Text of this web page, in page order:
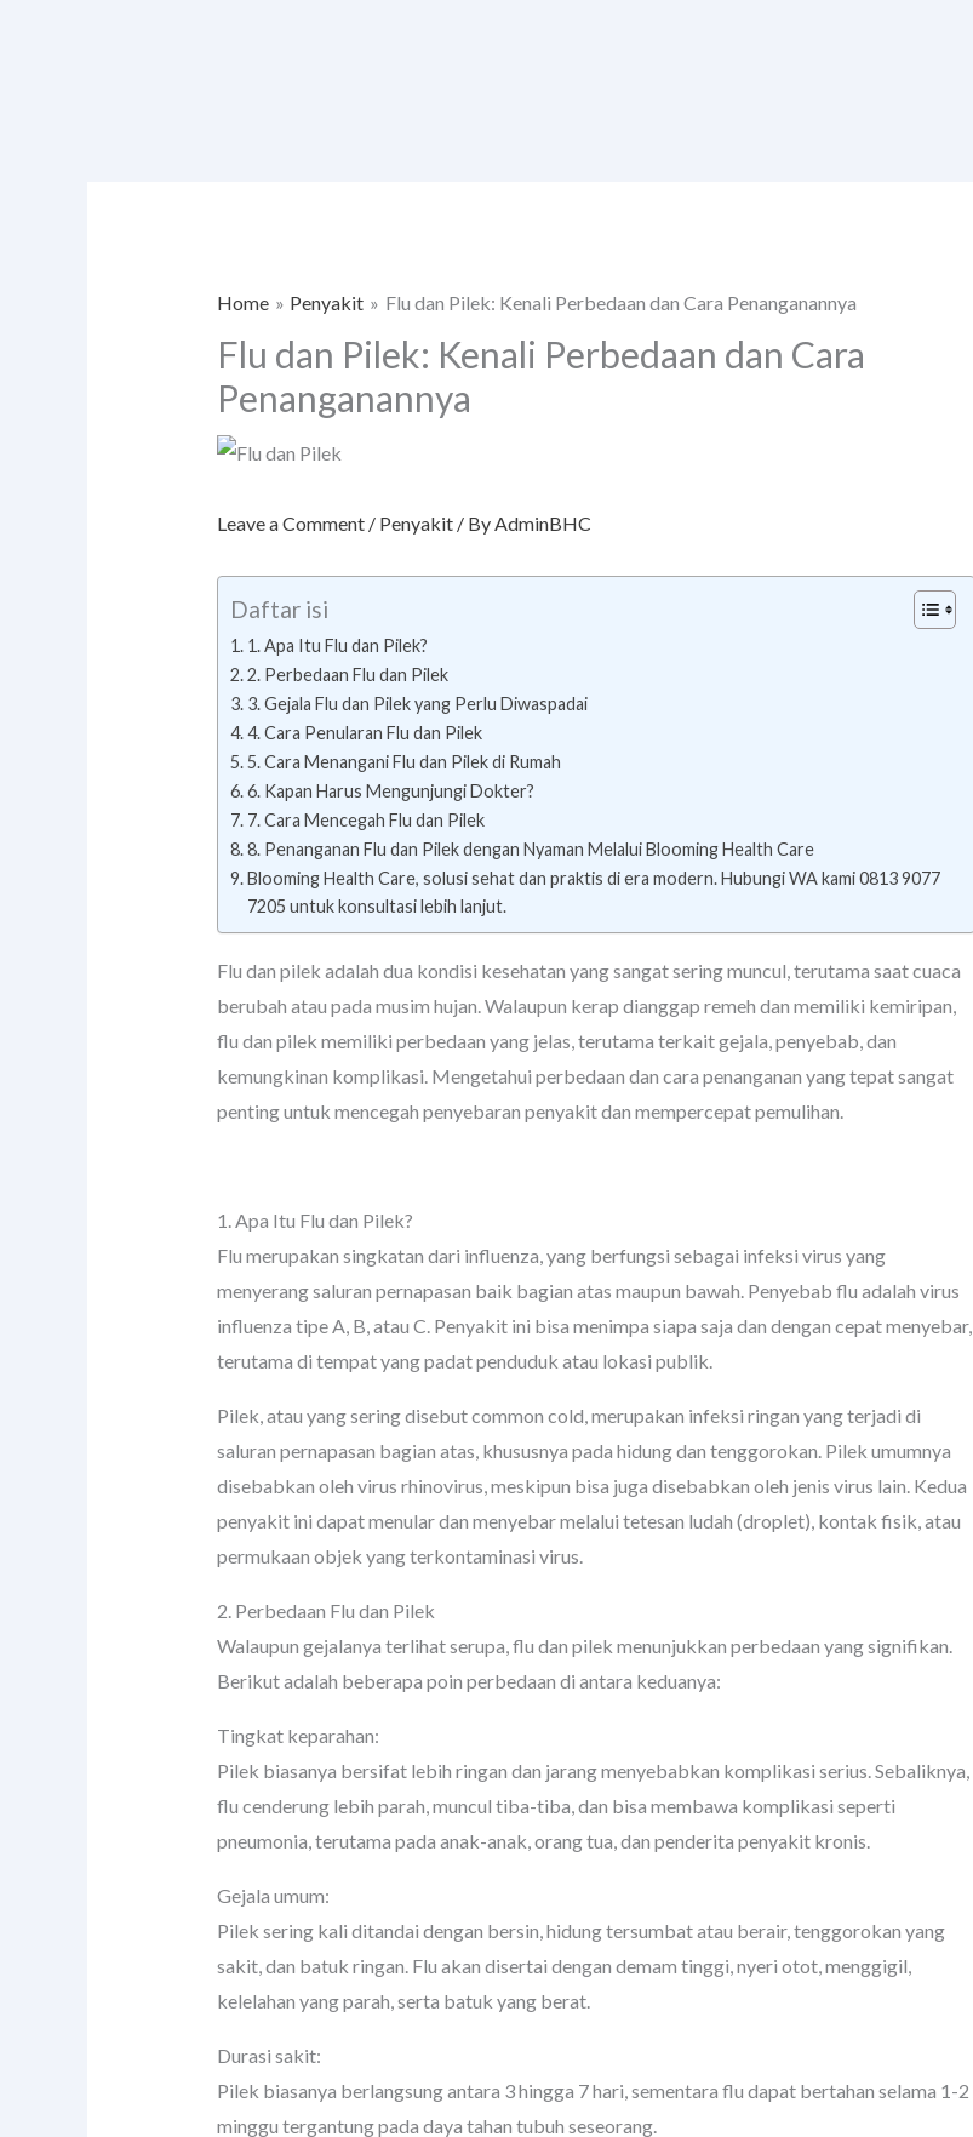
Home Penyakit Flu dan Pilek: Kenali Perbedaan dan Cara Penanganannya
Flu dan Pilek: Kenali Perbedaan dan Cara
Penanganannya
Leave a Comment / Penyakit/ ByAdminBHC
Daftar isi
1. Apa Itu Flu dan Pilek?
2. Perbedaan Flu dan Pilek
3. Gejala Flu dan Pilek yang Perlu Diwaspadai
4. Cara Penularan Flu dan Pilek
5. Cara Menangani Flu dan Pilek di Rumah
6. Kapan Harus Mengunjungi Dokter?
7. Cara Mencegah Flu dan Pilek
8. Penanganan Flu dan Pilek dengan Nyaman Melalui Blooming Health Care
Blooming Health Care, solusi sehat dan praktis di era modern. Hubungi WA kami 0813 9077
7205 untuk konsultasi lebih lanjut.
Flu dan pilek adalah dua kondisi kesehatan yang sangat sering muncul, terutama saat cuaca
berubah atau pada musim hujan. Walaupun kerap dianggap remeh dan memiliki kemiripan,
flu dan pilek memiliki perbedaan yang jelas, terutama terkait gejala, penyebab, dan
kemungkinan komplikasi. Mengetahui perbedaan dan cara penanganan yang tepat sangat
penting untuk mencegah penyebaran penyakit dan mempercepat pemulihan.
1. Apa Itu Flu dan Pilek?
Flu merupakan singkatan dari influenza, yang berfungsi sebagai infeksi virus yang
menyerang saluran pernapasan baik bagian atas maupun bawah. Penyebab flu adalah virus
influenza tipe A, B, atau C. Penyakit ini bisa menimpa siapa saja dan dengan cepat menyebar,
terutama di tempat yang padat penduduk atau lokasi publik.
Pilek, atau yang sering disebut common cold, merupakan infeksi ringan yang terjadi di
saluran pernapasan bagian atas, khususnya pada hidung dan tenggorokan. Pilek umumnya
disebabkan oleh virus rhinovirus, meskipun bisa juga disebabkan oleh jenis virus lain. Kedua
penyakit ini dapat menular dan menyebar melalui tetesan ludah (droplet), kontak fisik, atau
permukaan objek yang terkontaminasi virus.
2. Perbedaan Flu dan Pilek
Walaupun gejalanya terlihat serupa, flu dan pilek menunjukkan perbedaan yang signifikan.
Berikut adalah beberapa poin perbedaan di antara keduanya:
Tingkat keparahan:
Pilek biasanya bersifat lebih ringan dan jarang menyebabkan komplikasi serius. Sebaliknya,
flu cenderung lebih parah, muncul tiba-tiba, dan bisa membawa komplikasi seperti
pneumonia, terutama pada anak-anak, orang tua, dan penderita penyakit kronis.
Gejala umum:
Pilek sering kali ditandai dengan bersin, hidung tersumbat atau berair, tenggorokan yang
sakit, dan batuk ringan. Flu akan disertai dengan demam tinggi, nyeri otot, menggigil,
kelelahan yang parah, serta batuk yang berat.
Durasi sakit:
Pilek biasanya berlangsung antara 3 hingga 7 hari, sementara flu dapat bertahan selama 1-2
minggu tergantung pada daya tahan tubuh seseorang.